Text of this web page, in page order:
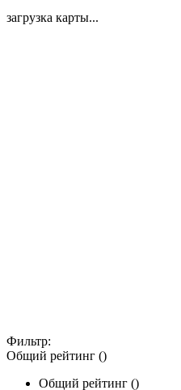
загрузка карты...
Фильтр:
Общий рейтинг ()
Общий рейтинг ()